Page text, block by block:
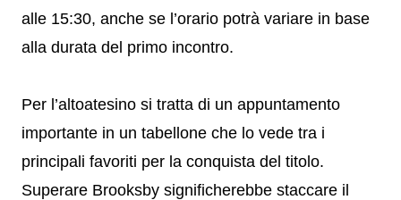
alle 15:30, anche se l’orario potrà variare in base
alla durata del primo incontro.
Per l’altoatesino si tratta di un appuntamento
importante in un tabellone che lo vede tra i
principali favoriti per la conquista del titolo.
Superare Brooksby significherebbe staccare il